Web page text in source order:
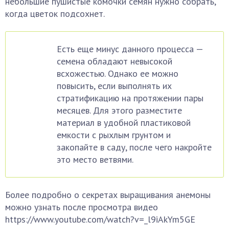
когда цветок подсохнет.
Есть еще минус данного процесса —
семена обладают невысокой
всхожестью. Однако ее можно
повысить, если выполнять их
стратификацию на протяжении пары
месяцев. Для этого разместите
материал в удобной пластиковой
емкости с рыхлым грунтом и
закопайте в саду, после чего накройте
это место ветвями.
Более подробно o секретах выращивания анемоны
можно узнать после просмотра видео
https://www.youtube.com/watch?v=_l9iAkYm5GE